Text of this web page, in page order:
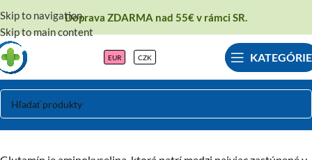
Skip to navigation
Skip to main content
Doprava ZDARMA nad 55€ v rámci SR.
EUR CZK KATEGÓRIE
Glutamín